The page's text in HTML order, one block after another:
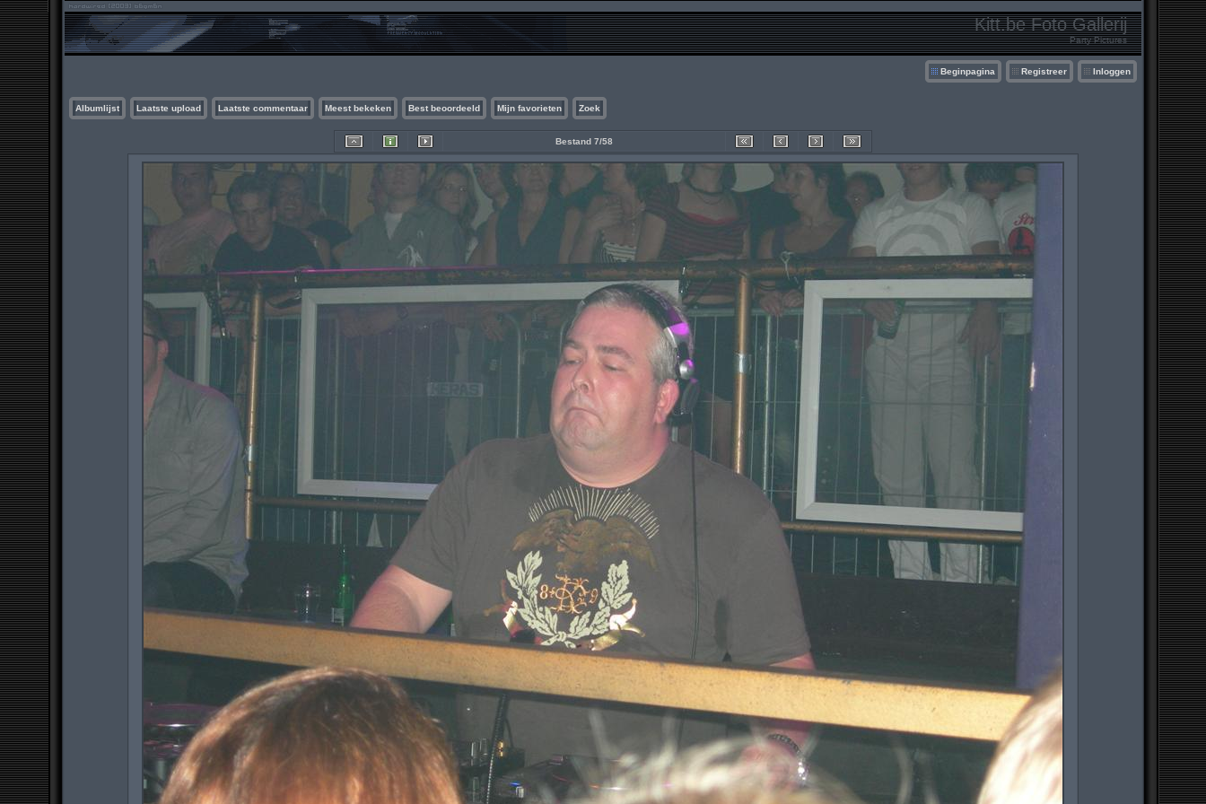
Kitt.be Foto Gallerij
Party Pictures
Beginpagina Registreer Inloggen
Albumlijst Laatste upload Laatste commentaar Meest bekeken Best beoordeeld Mijn favorieten Zoek
Bestand 7/58